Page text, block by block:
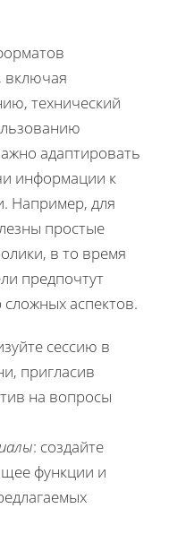
включая
технический
адаптировать
информации к
Например, для
простые
в то время
предпочтут
аспектов.
сессию в
пригласив
на вопросы
: создайте
функции и